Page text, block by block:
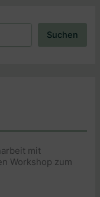
Suchen
mit
Workshop zum